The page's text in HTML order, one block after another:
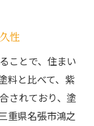
フター対応
るための基準
と対策
イド
する塗料選
性
ことで、住まい
料と比べて、紫
されており、塗
重県名張市鴻之